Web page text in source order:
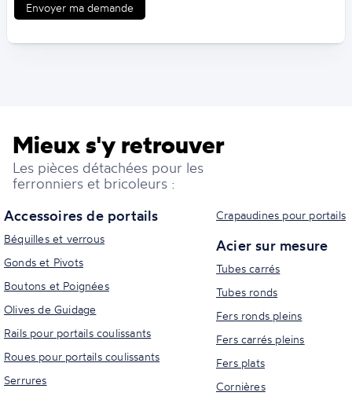
Envoyer ma demande
Mieux s'y retrouver
Les pièces détachées pour les
ferronniers et bricoleurs :
Accessoires de portails
Béquilles et verrous
Gonds et Pivots
Boutons et Poignées
Olives de Guidage
Rails pour portails coulissants
Roues pour portails coulissants
Serrures
Crapaudines pour portails
Acier sur mesure
Tubes carrés
Tubes ronds
Fers ronds pleins
Fers carrés pleins
Fers plats
Cornières